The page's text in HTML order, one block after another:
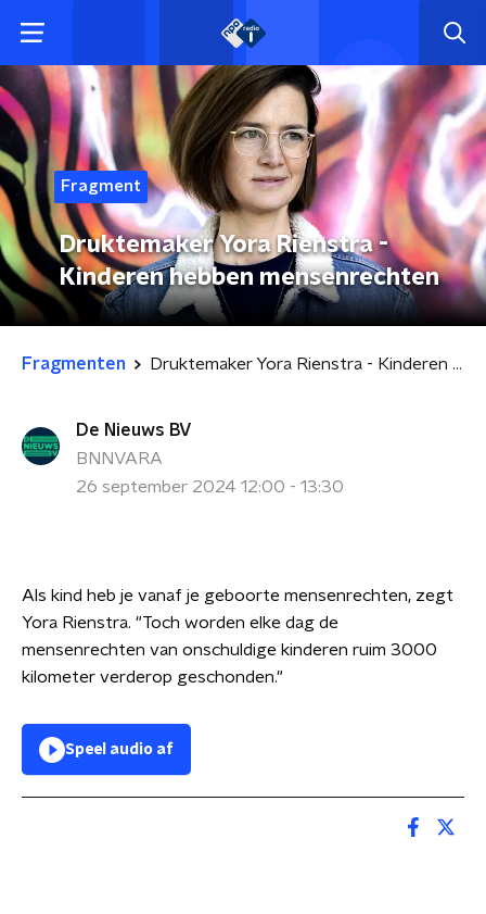
Fragment
Druktemaker Yora Rienstra -
Kinderen hebben mensenrechten
Fragmenten Druktemaker Yora Rienstra - Kinderen hebben mensenrechten
De Nieuws BV
BNNVARA
26 september 2024 12:00 - 13:30
Als kind heb je vanaf je geboorte mensenrechten, zegt
Yora Rienstra. "Toch worden elke dag de
mensenrechten van onschuldige kinderen ruim 3000
kilometer verderop geschonden."
Speel audio af